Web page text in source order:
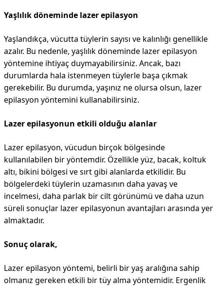
Yaşlılık döneminde lazer epilasyon
Yaşlandıkça, vücutta tüylerin sayısı ve kalınlığı genellikle
azalır. Bu nedenle, yaşlılık döneminde lazer epilasyon
yöntemine ihtiyaç duymayabilirsiniz. Ancak, bazı
durumlarda hala istenmeyen tüylerle başa çıkmak
gerekebilir. Bu durumda, yaşınız ne olursa olsun, lazer
epilasyon yöntemini kullanabilirsiniz.
Lazer epilasyonun etkili olduğu alanlar
Lazer epilasyon, vücudun birçok bölgesinde
kullanılabilen bir yöntemdir. Özellikle yüz, bacak, koltuk
altı, bikini bölgesi ve sırt gibi alanlarda etkilidir. Bu
bölgelerdeki tüylerin uzamasının daha yavaş ve
incelmesi, daha parlak bir cilt görünümü ve daha uzun
süreli sonuçlar lazer epilasyonun avantajları arasında yer
almaktadır.
Sonuç olarak,
Lazer epilasyon yöntemi, belirli bir yaş aralığına sahip
olmanız gereken etkili bir tüy alma yöntemidir. Ergenlik